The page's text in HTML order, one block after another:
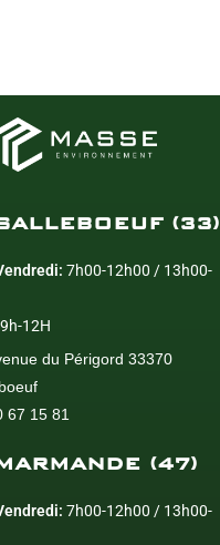
(33)
7h00-12h00 / 13h00-
9h-12H
du Périgord 33370
67 15 81
(47)
7h00-12h00 / 13h00-